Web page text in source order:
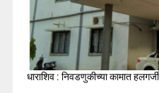
धाराशिव : निवडणुकीच्या कामात